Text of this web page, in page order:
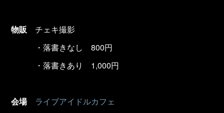
物販 チェキ撮影
・落書きなし 800円
・落書きあり 1,000円
会場
ライブアイドルカフェ